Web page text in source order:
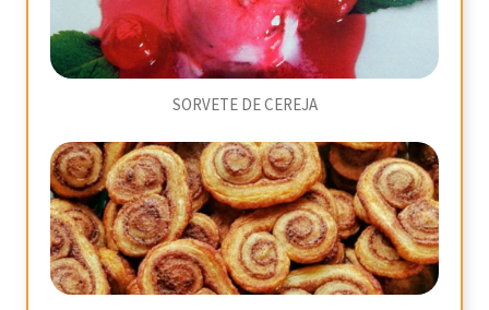
SORVETE DE CEREJA